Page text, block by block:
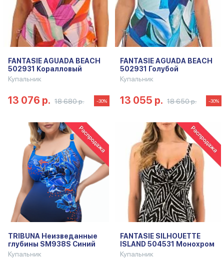
FANTASIE AGUADA BEACH
502931 Коралловый
Купальник
13 076 р. 18 680 р. -30%
FANTASIE AGUADA BEACH
502931 Голубой
Купальник
13 055 р. 18 650 р. -30%
TRIBUNA Неизведанные
глубины SM938S Синий
Купальник
FANTASIE SILHOUETTE
ISLAND 504531 Монохром
Купальник